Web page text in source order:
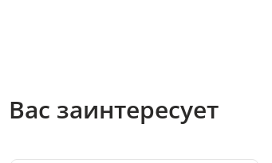
Вас заинтересует